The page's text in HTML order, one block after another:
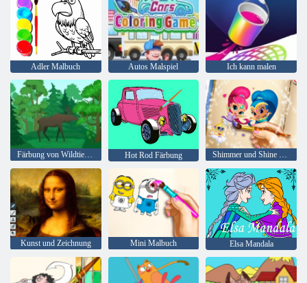
Adler Malbuch Autos Malspiel Ich kann malen
Färbung von Wildtieren Hot Rod Färbung Shimmer und Shine Malbuch
Kunst und Zeichnung Mini Malbuch Elsa Mandala